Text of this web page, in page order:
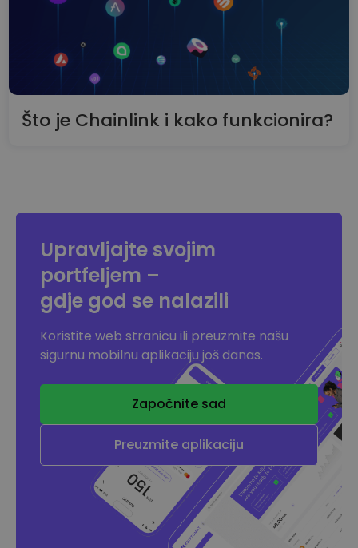
Što je Chainlink i kako funkcionira?
Upravljajte svojim
portfeljem –
gdje god se nalazili
Koristite web stranicu ili preuzmite našu
sigurnu mobilnu aplikaciju još danas.
Započnite sad
Preuzmite aplikaciju